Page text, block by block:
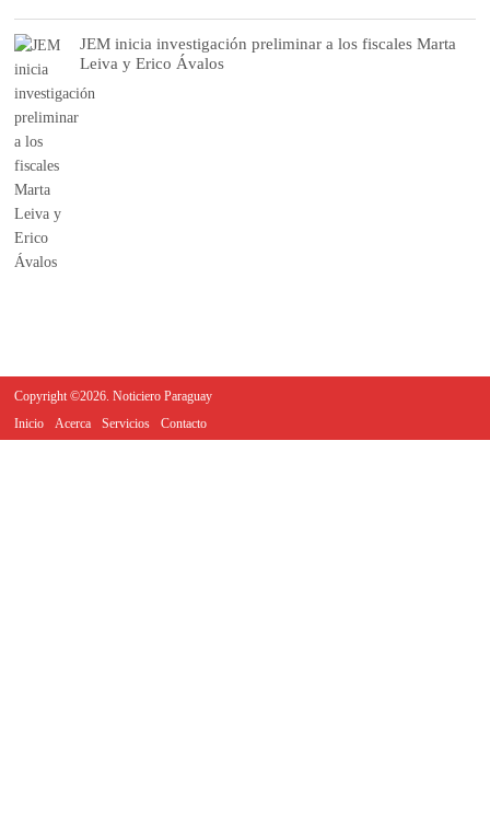
JEM inicia investigación preliminar a los fiscales Marta
Leiva y Erico Ávalos
Copyright ©2026. Noticiero Paraguay
Inicio
Acerca Servicios Contacto